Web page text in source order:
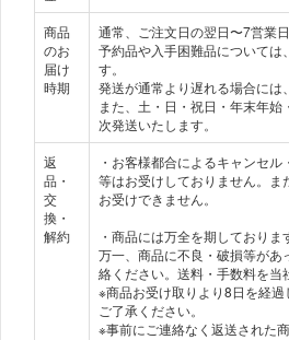
商品
のお
届け
時期
通常、ご注文日の翌日〜7営業
予約品や入手困難品について
す。
発送が通常より遅れる場合に
また、土・日・祝日・年末年
次発送いたします。
返
品・
交
換・
解約
・お客様都合によるキャンセ
等はお受けしておりません。
お受けできません。
・商品には万全を期しており
万一、商品に不良・破損等が
絡ください。送料・手数料を
※商品お受け取りより8日を経
ご了承ください。
※事前にご連絡なく返送された